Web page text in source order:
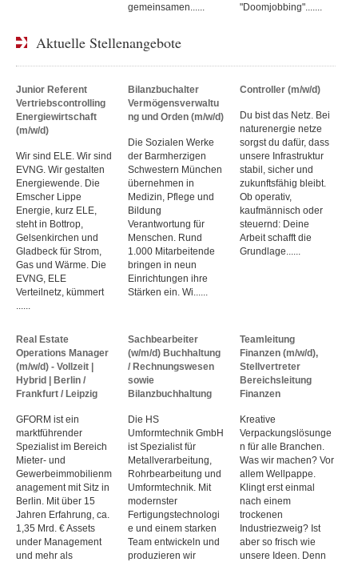
gemeinsamen......
"Doomjobbing".......
Aktuelle Stellenangebote
Junior Referent
Vertriebscontrolling
Energiewirtschaft
(m/w/d)
Wir sind ELE. Wir sind
EVNG. Wir gestalten
Energiewende. Die
Emscher Lippe
Energie, kurz ELE,
steht in Bottrop,
Gelsenkirchen und
Gladbeck für Strom,
Gas und Wärme. Die
EVNG, ELE
Verteilnetz, kümmert
Bilanzbuchalter
Vermögensverwaltu
ng und Orden (m/w/d)
Die Sozialen Werke
der Barmherzigen
Schwestern München
übernehmen in
Medizin, Pflege und
Bildung
Verantwortung für
Menschen. Rund
1.000 Mitarbeitende
bringen in neun
Einrichtungen ihre
Stärken ein. Wi......
Controller (m/w/d)
Du bist das Netz. Bei
naturenergie netze
sorgst du dafür, dass
unsere Infrastruktur
stabil, sicher und
zukunftsfähig bleibt.
Ob operativ,
kaufmännisch oder
steuernd: Deine
Arbeit schafft die
Grundlage......
Real Estate
Operations Manager
(m/w/d) - Vollzeit |
Hybrid | Berlin /
Frankfurt / Leipzig
GFORM ist ein
marktführender
Spezialist im Bereich
Mieter- und
Gewerbeimmobilienm
anagement mit Sitz in
Berlin. Mit über 15
Jahren Erfahrung, ca.
1,35 Mrd. € Assets
under Management
und mehr als
Sachbearbeiter
(w/m/d) Buchhaltung
/ Rechnungswesen
sowie
Bilanzbuchhaltung
Die HS
Umformtechnik GmbH
ist Spezialist für
Metallverarbeitung,
Rohrbearbeitung und
Umformtechnik. Mit
modernster
Fertigungstechnologi
e und einem starken
Team entwickeln und
produzieren wir
Teamleitung
Finanzen (m/w/d),
Stellvertreter
Bereichsleitung
Finanzen
Kreative
Verpackungslösunge
n für alle Branchen.
Was wir machen? Vor
allem Wellpappe.
Klingt erst einmal
nach einem
trockenen
Industriezweig? Ist
aber so frisch wie
unsere Ideen. Denn